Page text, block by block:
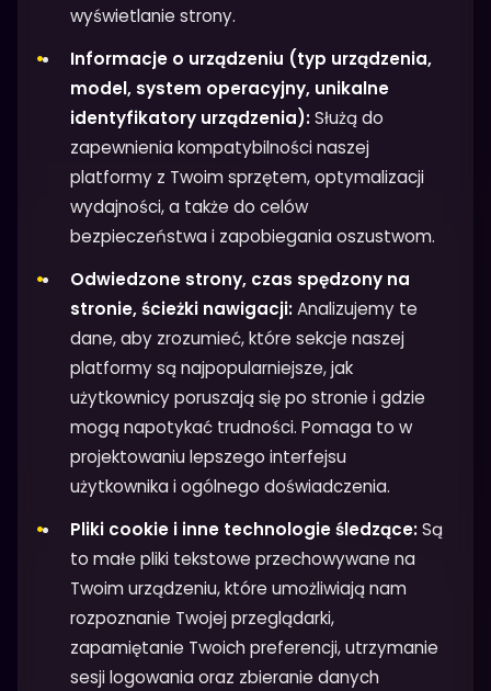
wyświetlanie strony.
Informacje o urządzeniu (typ urządzenia,
model, system operacyjny, unikalne
identyfikatory urządzenia):Służą do
zapewnienia kompatybilności naszej
platformy z Twoim sprzętem, optymalizacji
wydajności, a także do celów
bezpieczeństwa i zapobiegania oszustwom.
Odwiedzone strony, czas spędzony na
stronie, ścieżki nawigacji:Analizujemy te
dane, aby zrozumieć, które sekcje naszej
platformy są najpopularniejsze, jak
użytkownicy poruszają się po stronie i gdzie
mogą napotykać trudności. Pomaga to w
projektowaniu lepszego interfejsu
użytkownika i ogólnego doświadczenia.
Pliki cookie i inne technologie śledzące:Są
to małe pliki tekstowe przechowywane na
Twoim urządzeniu, które umożliwiają nam
rozpoznanie Twojej przeglądarki,
zapamiętanie Twoich preferencji, utrzymanie
sesji logowania oraz zbieranie danych